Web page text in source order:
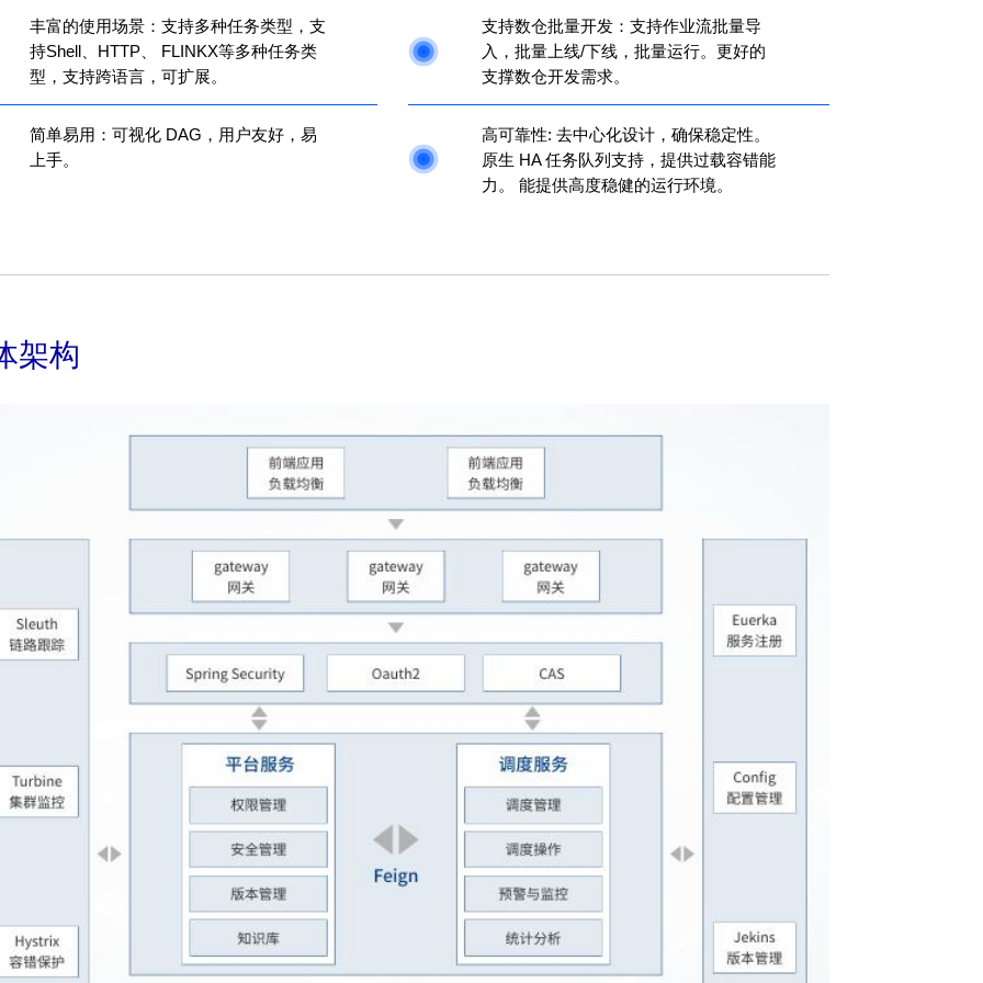
丰富的使用场景：支持多种任务类型，支
持Shell、HTTP、 FLINKX等多种任务类
型，支持跨语言，可扩展。
支持数仓批量开发：支持作业流批量导
入，批量上线/下线，批量运行。更好的
支撑数仓开发需求。
简单易用：可视化 DAG，用户友好，易
上手。
高可靠性: 去中心化设计，确保稳定性。
原生 HA 任务队列支持，提供过载容错能
力。 能提供高度稳健的运行环境。
架构